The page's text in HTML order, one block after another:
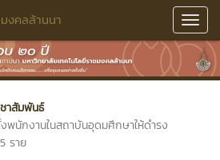
งคลล้านนา
าสัมพันธ์
พนักงานในสถาบันอุดมศึกษาให้ดำรง
ราย